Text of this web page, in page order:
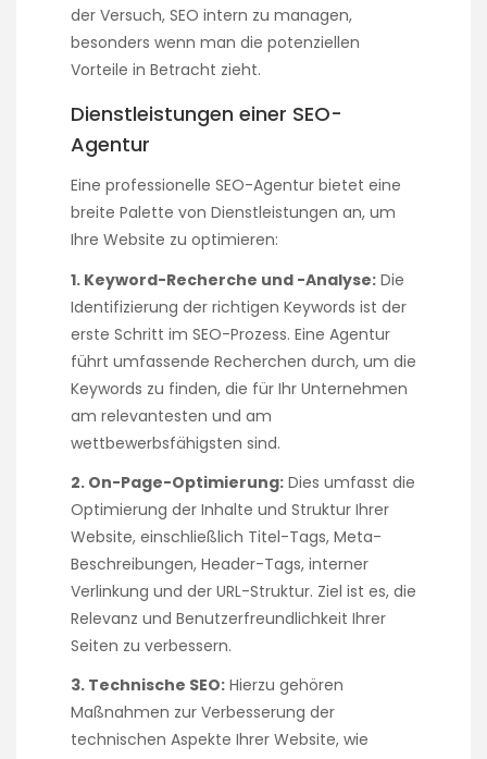
der Versuch, SEO intern zu managen,
besonders wenn man die potenziellen
Vorteile in Betracht zieht.
Dienstleistungen einer SEO-
Agentur
Eine professionelle SEO-Agentur bietet eine
breite Palette von Dienstleistungen an, um
Ihre Website zu optimieren:
1. Keyword-Recherche und -Analyse: Die
Identifizierung der richtigen Keywords ist der
erste Schritt im SEO-Prozess. Eine Agentur
führt umfassende Recherchen durch, um die
Keywords zu finden, die für Ihr Unternehmen
am relevantesten und am
wettbewerbsfähigsten sind.
2. On-Page-Optimierung: Dies umfasst die
Optimierung der Inhalte und Struktur Ihrer
Website, einschließlich Titel-Tags, Meta-
Beschreibungen, Header-Tags, interner
Verlinkung und der URL-Struktur. Ziel ist es, die
Relevanz und Benutzerfreundlichkeit Ihrer
Seiten zu verbessern.
3. Technische SEO: Hierzu gehören
Maßnahmen zur Verbesserung der
technischen Aspekte Ihrer Website, wie